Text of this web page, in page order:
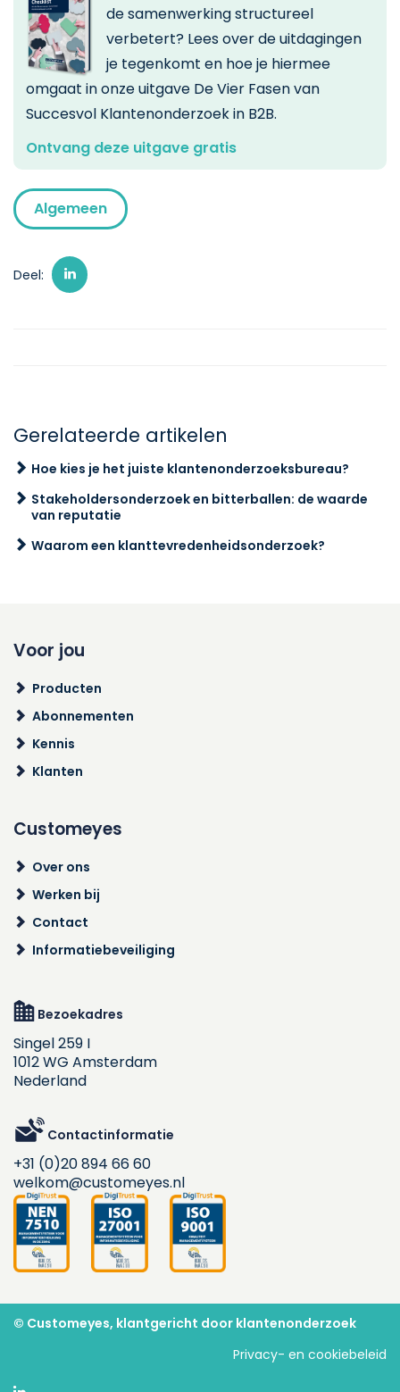
de samenwerking structureel
verbetert? Lees over de uitdagingen
je tegenkomt en hoe je hiermee
omgaat in onze uitgave De Vier Fasen van
Succesvol Klantenonderzoek in B2B.
Ontvang deze uitgave gratis
Algemeen
Deel:
Gerelateerde artikelen
Hoe kies je het juiste klantenonderzoeksbureau?
Stakeholdersonderzoek en bitterballen: de waarde
van reputatie
Waarom een klanttevredenheidsonderzoek?
Voor jou
Producten
Abonnementen
Kennis
Klanten
Customeyes
Over ons
Werken bij
Contact
Informatiebeveiliging
Bezoekadres
Singel 259 I
1012 WG Amsterdam
Nederland
Contactinformatie
+31 (0)20 894 66 60
welkom@customeyes.nl
© Customeyes, klantgericht door klantenonderzoek
Privacy- en cookiebeleid